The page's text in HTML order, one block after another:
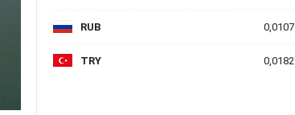
RUB 0,0107
TRY 0,0182